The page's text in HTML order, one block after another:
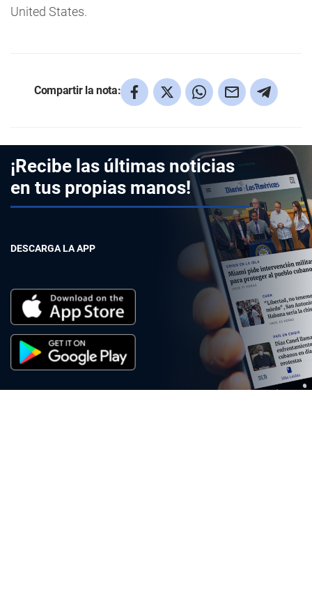
United States.
Compartir la nota:
¡Recibe las últimas noticias
en tus propias manos!
DESCARGA LA APP